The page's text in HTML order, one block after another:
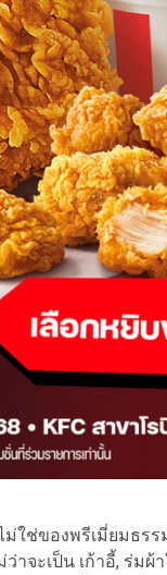
ของพรีเมี่ยมธรรม
าจะเป็น เก้าอี้, ร่มผ้